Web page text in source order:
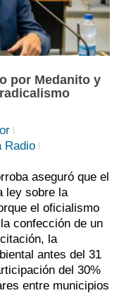
por Medanito y
Radio
aseguró que el
ley sobre la
el oficialismo
confección de un
la
antes del 31
del 30%
entre municipios